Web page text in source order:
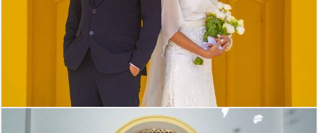
305 54